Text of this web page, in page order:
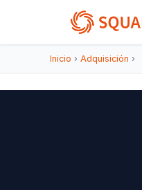
Inicio › Adquisición ›